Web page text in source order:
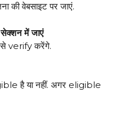
की वेबसाइट पर जाएं.
में जाएं
से verify करेंगे.
है या नहीं. अगर eligible